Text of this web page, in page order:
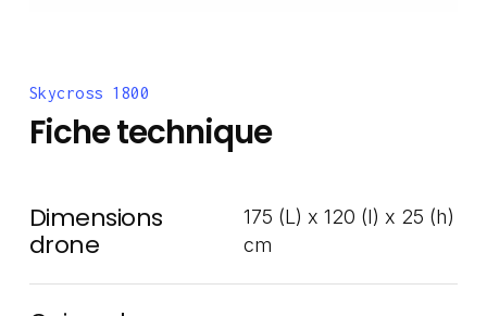
Skycross 1800
Fiche technique
Dimensions
drone
175 (L) x 120 (l) x 25 (h)
cm